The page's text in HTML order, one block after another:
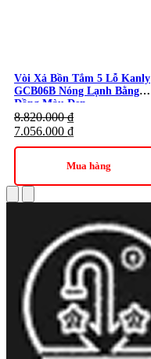
Vòi Xả Bồn Tắm 5 Lỗ Kanly
GCB06B Nóng Lạnh Bằng
Đồng Màu Đen
8.820.000₫
7.056.000 ₫
Mua hàng